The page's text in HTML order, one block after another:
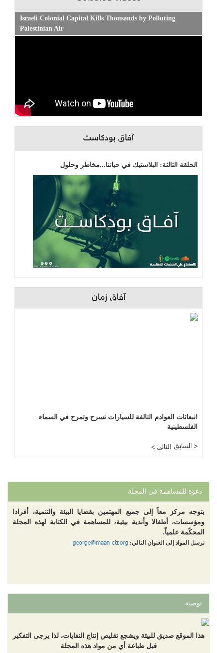
Israeli Colonial Capital Kills Thousands by Polluting
Palestinian Air
آفاق بودكاست
الحلقة الثالثة: البلاستيك في حياتنا...مخاطر وحلول
آفاق زمان
انبعاثات العوادم التالفة للسيارات تسرح وتمرح في السماء
الفلسطينية
< التالي السابق >
دعوة للمساهمة في المجلة
يتوجه مركز معاً إلى جميع المهتمين بقضايا البيئة والتنمية، أفرادا
ومؤسسات، أطفالا وأندية بيئية، للمساهمة في الكتابة لهذه المجلة
المحكّمة علمياً.
ترسل المواد إلى العنوان التالي: george@maan-ctr.org
توصية
هذا الموقع صديق للبيئة ويشجع تقليص إنتاج النفايات، لذا يرجى التفكير
قبل طباعة أي من مواد هذه المجلة